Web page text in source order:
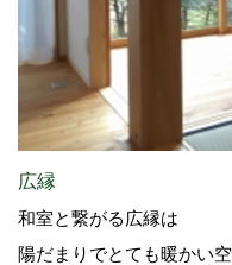
広縁
和室と繋がる広縁は
陽だまりでとても暖かい空